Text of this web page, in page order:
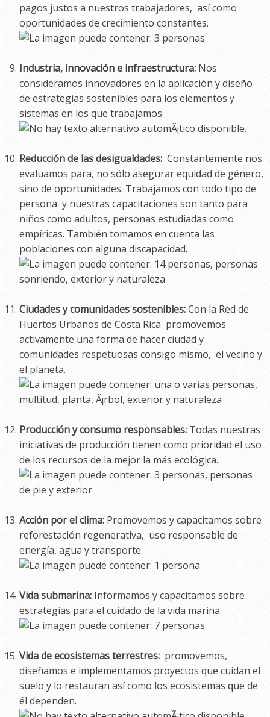
pagos justos a nuestros trabajadores, así como
oportunidades de crecimiento constantes.
Industria, innovación e infraestructura: Nos
consideramos innovadores en la aplicación y diseño
de estrategias sostenibles para los elementos y
sistemas en los que trabajamos.
Reducción de las desigualdades:Constantemente nos
evaluamos para, no sólo asegurar equidad de género,
sino de oportunidades. Trabajamos con todo tipo de
persona y nuestras capacitaciones son tanto para
niños como adultos, personas estudiadas como
empíricas. También tomamos en cuenta las
poblaciones con alguna discapacidad.
Ciudades y comunidades sostenibles:Con la Red de
Huertos Urbanos de Costa Rica promovemos
activamente una forma de hacer ciudad y
comunidades respetuosas consigo mismo, el vecino y
el planeta.
Producción y consumo responsables: Todas nuestras
iniciativas de producción tienen como prioridad el uso
de los recursos de la mejor la más ecológica.
Acción por el clima: Promovemos y capacitamos sobre
reforestación regenerativa, uso responsable de
energía, agua y transporte.
Vida submarina: Informamos y capacitamos sobre
estrategias para el cuidado de la vida marina.
Vida de ecosistemas terrestres: promovemos,
diseñamos e implementamos proyectos que cuidan el
suelo y lo restauran así como los ecosistemas que de
él dependen.